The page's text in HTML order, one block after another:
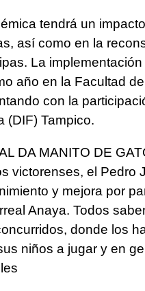
tendrá un
así como en la
La
año en la Facultad
con la
(DIF) Tampico.
DA MANITO DE
victorenses, el Pedro
y mejora por
Anaya. Todos
donde los
niños a jugar y en